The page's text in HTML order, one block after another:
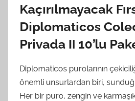
Kaçırılmayacak
Diplomaticos
Privada II 10’lu
Diplomaticos purolarının
önemli unsurlardan biri,
Her bir puro, zengin ve